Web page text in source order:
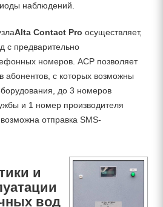
наблюдений.
Alta Contact Pro осуществляет,
с предварительно
номеров. ACP позволяет
абонентов, с которых возможны
до 3 номеров
и 1 номер производителя
отправка SMS-
и
вод